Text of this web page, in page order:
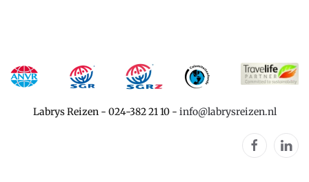
Labrys Reizen- 024-382 21 10- info@labrysreizen.nl